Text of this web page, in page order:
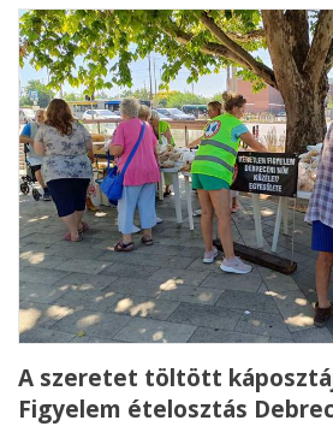
A szeretet töltött
Figyelem ételosztás